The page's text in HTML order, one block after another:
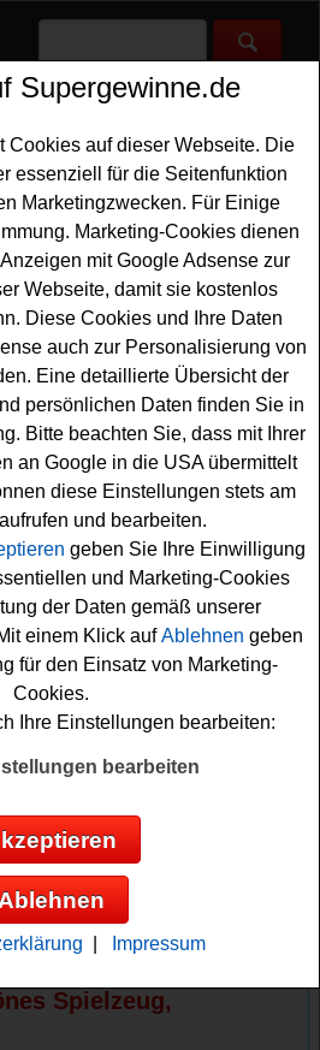
>Reise Gewinnspiele>
überraschen
Adventskalender
Jeden Tag wartet
Adventskalender 2025
lässt schon schöne
Kurzurlaub, tolles Spielzeug,
und Fanartikel können Sie
Adventskalender
möchten, müssen Sie nur
des Kribbelbunt
und schon sind Sie mit
im Kribbelbunt Online-
jeweils wirklich nur am aktuellen
öffnen, um keine
Übrigens gibt es am Ende auch
Viel Glück und eine
Spielzeug,
Supergewinne.de
Cookies auf dieser Webseite. Die
essenziell für die Seitenfunktion
Marketingzwecken. Für Einige
Marketing-Cookies dienen
mit Google Adsense zur
Webseite, damit sie kostenlos
Diese Cookies und Ihre Daten
auch zur Personalisierung von
Eine detaillierte Übersicht der
persönlichen Daten finden Sie in
Bitte beachten Sie, dass mit Ihrer
an Google in die USA übermittelt
diese Einstellungen stets am
und bearbeiten.
geben Sie Ihre Einwilligung
und Marketing-Cookies
der Daten gemäß unserer
einem Klick aufAblehnen geben
für den Einsatz von Marketing-
Cookies.
Ihre Einstellungen bearbeiten:
bearbeiten
Impressum